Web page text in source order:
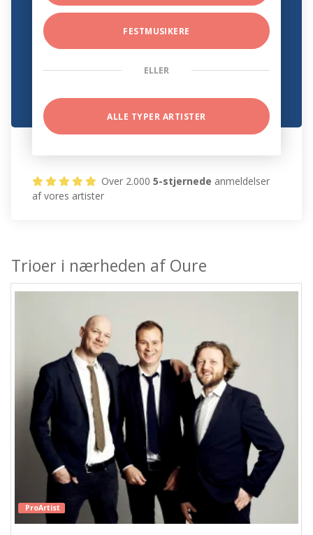
FESTMUSIKERE
ELLER
ALLE TYPER ARTISTER
Over 2.0005-stjernede anmeldelser
af vores artister
Trioer i nærheden af Oure
ProArtist